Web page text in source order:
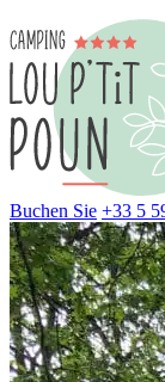
Buchen Sie +33 5